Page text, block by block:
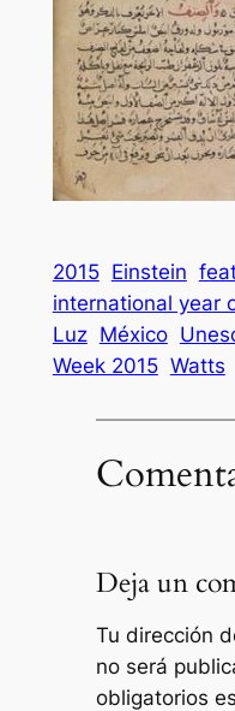
2015 Einstein
international year
Luz México
Week 2015 Watts
Deja un
Tu dirección
no será
obligatorios